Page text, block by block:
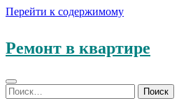
Перейти к содержимому
Ремонт в квартире